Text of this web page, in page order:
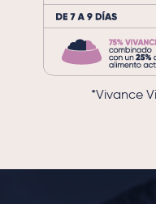
*Vivance